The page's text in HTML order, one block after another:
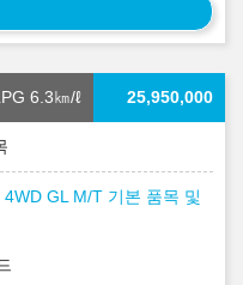
6.3㎞/ℓ 25,950,000
GL M/T 기본 품목 및